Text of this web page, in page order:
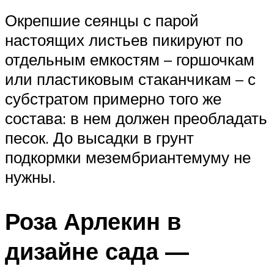
Окрепшие сеянцы с парой
настоящих листьев пикируют по
отдельным емкостям – горшочкам
или пластиковым стаканчикам – с
субстратом примерно того же
состава: в нем должен преобладать
песок. До высадки в грунт
подкормки мезембриантемуму не
нужны.
Роза Арлекин в
дизайне сада —